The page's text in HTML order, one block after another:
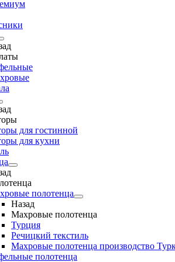
для гостинной
для кухни
полотенца
Назад
Махровые полотенца
Турция
Речицкий текстиль
Махровые полотенца производство
полотенца